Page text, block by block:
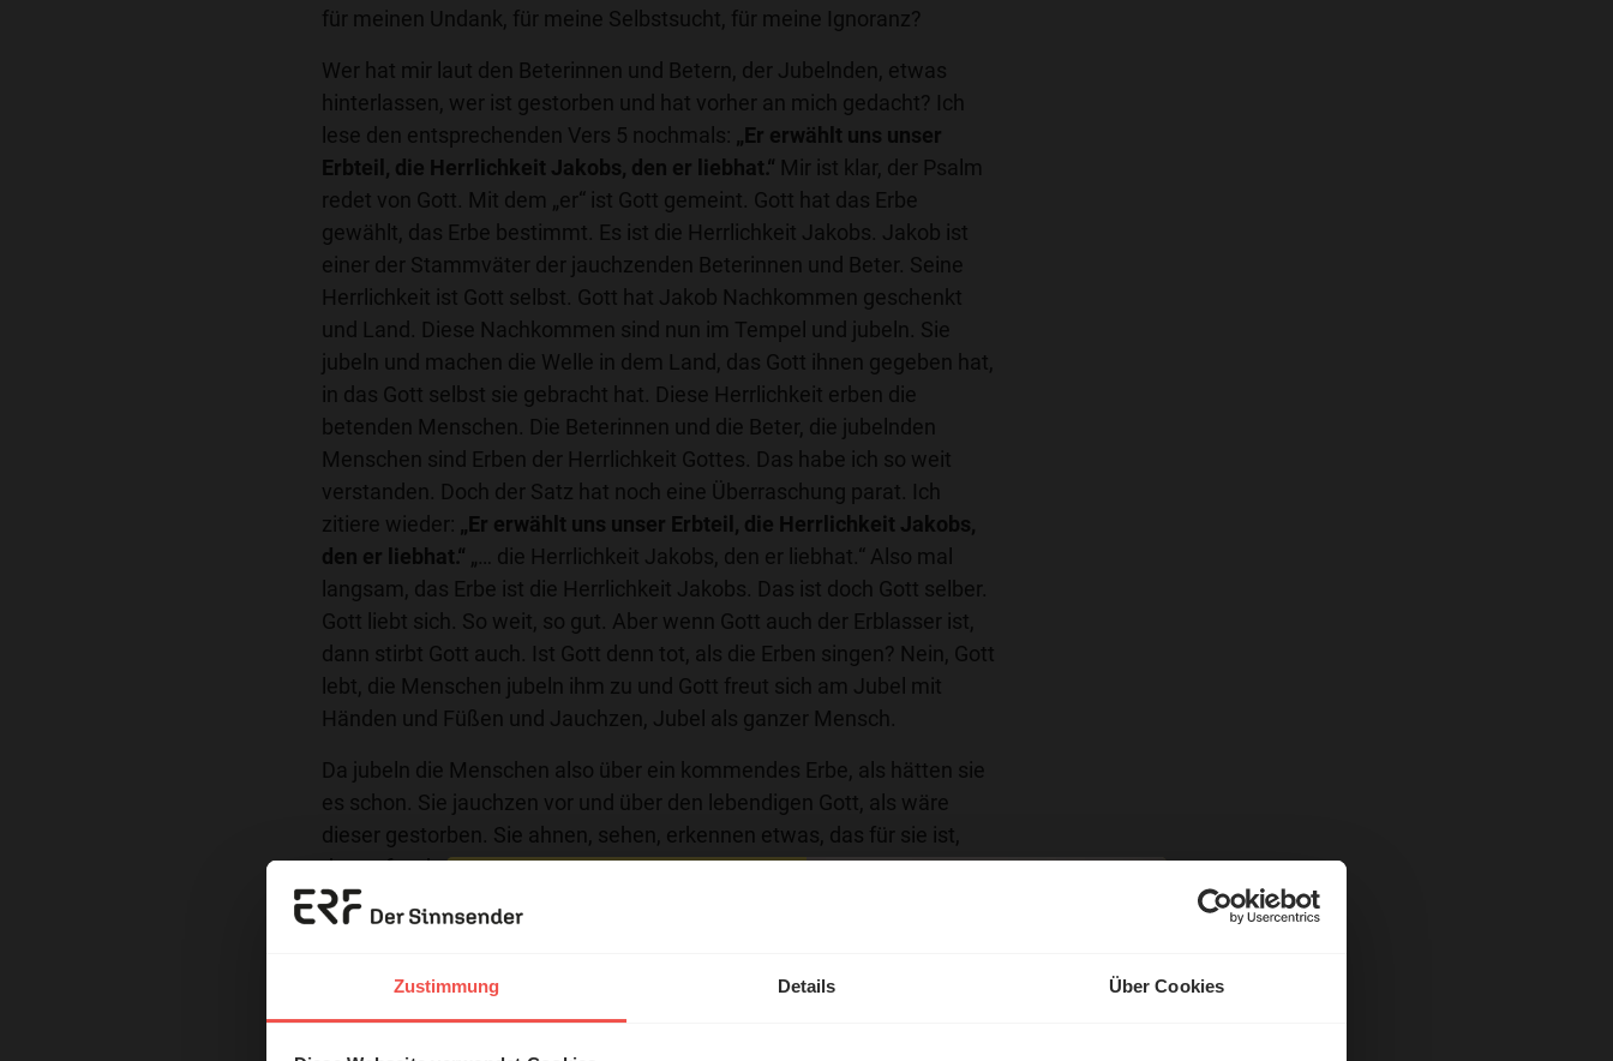
Zustimmung Details Über Cookies
für meinen Undank, für meine Selbstsucht, für meine Ignoranz?
Wer hat mir laut den Beterinnen und Betern, der Jubelnden, etwas
hinterlassen, wer ist gestorben und hat vorher an mich gedacht? Ich
lese den entsprechenden Vers 5 nochmals: „Er erwählt uns unser
Erbteil, die Herrlichkeit Jakobs, den er liebhat.“ Mir ist klar, der Psalm
redet von Gott. Mit dem „er“ ist Gott gemeint. Gott hat das Erbe
gewählt, das Erbe bestimmt. Es ist die Herrlichkeit Jakobs. Jakob ist
einer der Stammväter der jauchzenden Beterinnen und Beter. Seine
Herrlichkeit ist Gott selbst. Gott hat Jakob Nachkommen geschenkt
und Land. Diese Nachkommen sind nun im Tempel und jubeln. Sie
jubeln und machen die Welle in dem Land, das Gott ihnen gegeben hat,
in das Gott selbst sie gebracht hat. Diese Herrlichkeit erben die
betenden Menschen. Die Beterinnen und die Beter, die jubelnden
Menschen sind Erben der Herrlichkeit Gottes. Das habe ich so weit
verstanden. Doch der Satz hat noch eine Überraschung parat. Ich
zitiere wieder: „Er erwählt uns unser Erbteil, die Herrlichkeit Jakobs,
den er liebhat.“ „… die Herrlichkeit Jakobs, den er liebhat.“ Also mal
langsam, das Erbe ist die Herrlichkeit Jakobs. Das ist doch Gott selber.
Gott liebt sich. So weit, so gut. Aber wenn Gott auch der Erblasser ist,
dann stirbt Gott auch. Ist Gott denn tot, als die Erben singen? Nein, Gott
lebt, die Menschen jubeln ihm zu und Gott freut sich am Jubel mit
Händen und Füßen und Jauchzen, Jubel als ganzer Mensch.
Da jubeln die Menschen also über ein kommendes Erbe, als hätten sie
es schon. Sie jauchzen vor und über den lebendigen Gott, als wäre
dieser gestorben. Sie ahnen, sehen, erkennen etwas, das für sie ist,
das unfassbar ist. Sie feiern etwas, was kommen wird, ohne genau zu
wissen, wie es genau geschehen wird. Doch sie wissen und glauben,
es wird gut für sie sein. Nein, viel mehr: Dieses Erbe wird sie herrlich
ist das Erbe noch nicht da. Ich sehe heute, was die Beterinnen und
Beter zum Jauchzen brachte. Wenn ich den nächsten Vers und die
Erzähl mal!
Das erleben unsere Hörerinnen
und Hörer mit Gott ...